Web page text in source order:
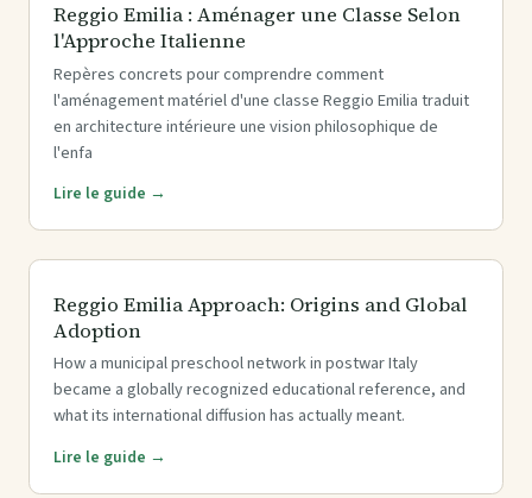
Reggio Emilia : Aménager une Classe Selon
l'Approche Italienne
Repères concrets pour comprendre comment
l'aménagement matériel d'une classe Reggio Emilia traduit
en architecture intérieure une vision philosophique de
l'enfa
Lire le guide →
Reggio Emilia Approach: Origins and Global
Adoption
How a municipal preschool network in postwar Italy
became a globally recognized educational reference, and
what its international diffusion has actually meant.
Lire le guide →